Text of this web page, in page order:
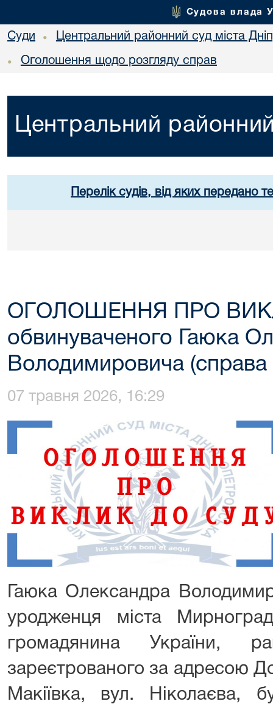
Судова влада
Суди • Центральний районний суд міста
• Оголошення щодо розгляду справ
Центральний
Перелік судів, від яких передано
ОГОЛОШЕННЯ ПРО
обвинуваченого Гаюка
Володимировича
07 травня 2026, 16:29
Гаюка Олександра
уродженця міста
громадянина України,
зареєтрованого за адресою
Макіївка, вул. Ніколаєва,